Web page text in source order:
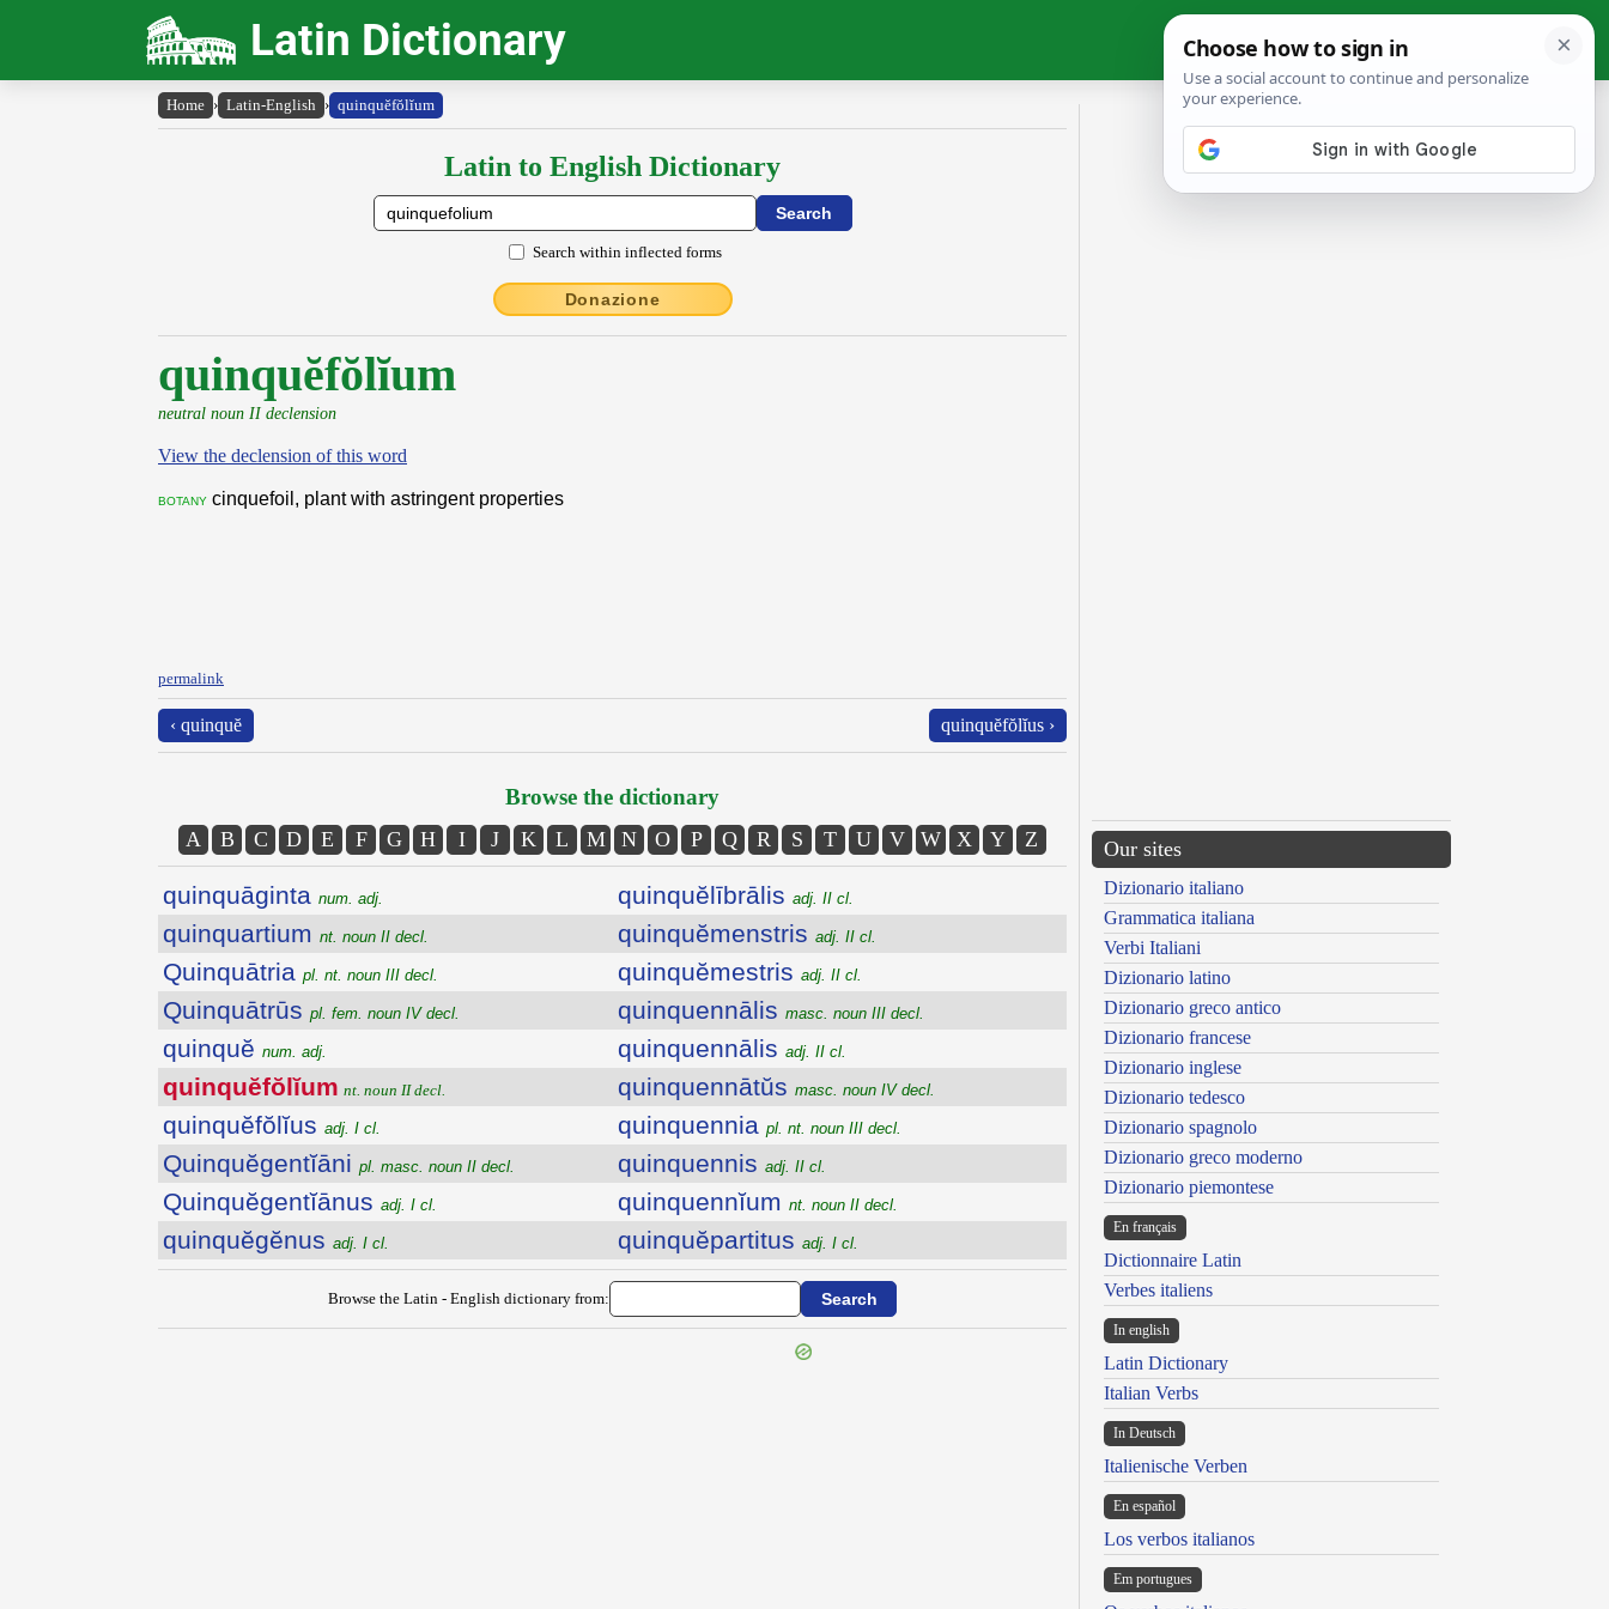
Latin Dictionary
Home › Latin-English › quinquĕfŏlĭum
Latin to English Dictionary
Search within inflected forms
Donazione
quinquĕfŏlĭum
neutral noun II declension
View the declension of this word
botany cinquefoil, plant with astringent properties
permalink
‹ quinquĕ quinquĕfŏlĭus ›
Browse the dictionary
A B C D E F G H I J K L M N O P Q R S T U V W X Y Z
quinquāginta num. adj.
quinquartium nt. noun II decl.
Quinquātria pl. nt. noun III decl.
Quinquātrūs pl. fem. noun IV decl.
quinquĕ num. adj.
quinquĕfŏlĭum nt. noun II decl.
quinquĕfŏlĭus adj. I cl.
Quinquĕgentĭāni pl. masc. noun II decl.
Quinquĕgentĭānus adj. I cl.
quinquĕgĕnus adj. I cl.
quinquĕlībrālis adj. II cl.
quinquĕmenstris adj. II cl.
quinquĕmestris adj. II cl.
quinquennālis masc. noun III decl.
quinquennālis adj. II cl.
quinquennātŭs masc. noun IV decl.
quinquennia pl. nt. noun III decl.
quinquennis adj. II cl.
quinquennĭum nt. noun II decl.
quinquĕpartitus adj. I cl.
Browse the Latin - English dictionary from:
Our sites
Dizionario italiano
Grammatica italiana
Verbi Italiani
Dizionario latino
Dizionario greco antico
Dizionario francese
Dizionario inglese
Dizionario tedesco
Dizionario spagnolo
Dizionario greco moderno
Dizionario piemontese
En français
Dictionnaire Latin
Verbes italiens
In english
Latin Dictionary
Italian Verbs
In Deutsch
Italienische Verben
En español
Los verbos italianos
Em portugues